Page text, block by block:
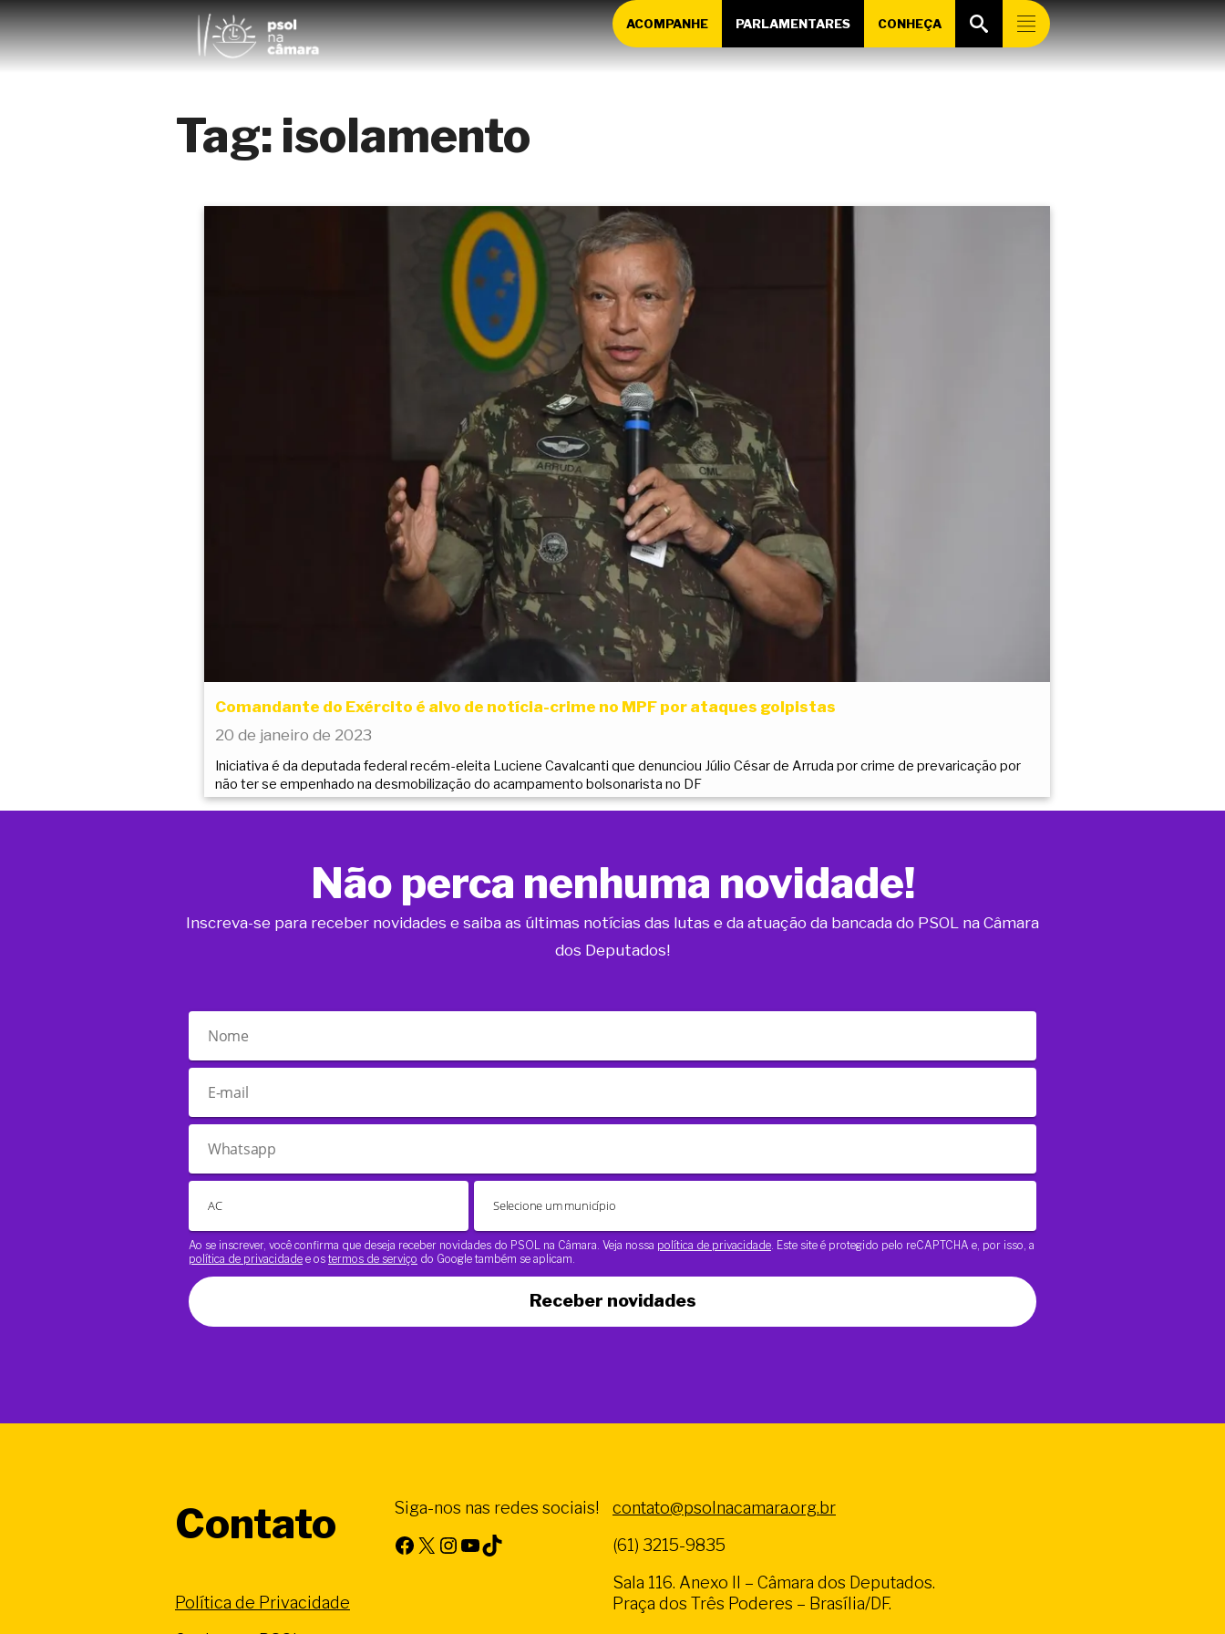
ACOMPANHE PARLAMENTARES CONHEÇA
Tag: isolamento
Comandante do Exército é alvo de notícia-crime no MPF por ataques golpistas
20 de janeiro de 2023
Iniciativa é da deputada federal recém-eleita Luciene Cavalcanti que denunciou Júlio César de Arruda por crime de prevaricação por
não ter se empenhado na desmobilização do acampamento bolsonarista no DF
Não perca nenhuma novidade!
Inscreva-se para receber novidades e saiba as últimas notícias das lutas e da atuação da bancada do PSOL na Câmara
dos Deputados!
Ao se inscrever, você confirma que deseja receber novidades do PSOL na Câmara. Veja nossa política de privacidade . Este site é protegido pelo reCAPTCHA e, por isso, a
política de privacidade e os termos de serviço do Google também se aplicam.
Receber novidades
Contato
Política de Privacidade
Siga-nos nas redes sociais!
Facebook X Instagram Youtube TikTok
contato@psolnacamara.org.br
(61) 3215-9835
Sala 116. Anexo II – Câmara dos Deputados.
Praça dos Três Poderes – Brasília/DF.